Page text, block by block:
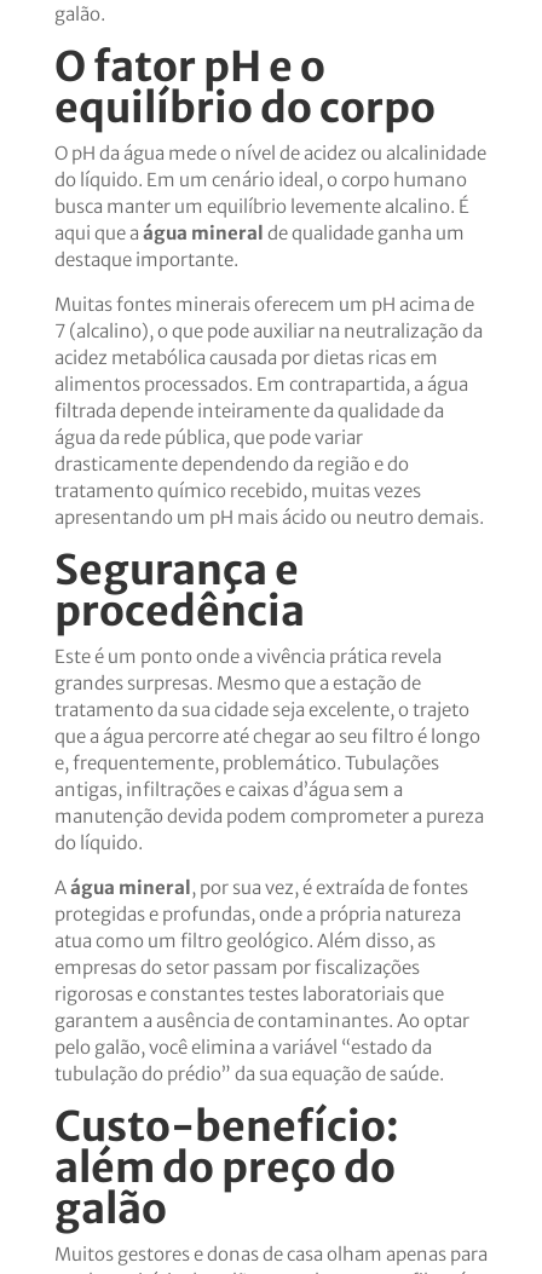
galão.
O fator pH e o
equilíbrio do corpo
O pH da água mede o nível de acidez ou alcalinidade
do líquido. Em um cenário ideal, o corpo humano
busca manter um equilíbrio levemente alcalino. É
aqui que a água mineral de qualidade ganha um
destaque importante.
Muitas fontes minerais oferecem um pH acima de
7 (alcalino), o que pode auxiliar na neutralização da
acidez metabólica causada por dietas ricas em
alimentos processados. Em contrapartida, a água
filtrada depende inteiramente da qualidade da
água da rede pública, que pode variar
drasticamente dependendo da região e do
tratamento químico recebido, muitas vezes
apresentando um pH mais ácido ou neutro demais.
Segurança e
procedência
Este é um ponto onde a vivência prática revela
grandes surpresas. Mesmo que a estação de
tratamento da sua cidade seja excelente, o trajeto
que a água percorre até chegar ao seu filtro é longo
e, frequentemente, problemático. Tubulações
antigas, infiltrações e caixas d’água sem a
manutenção devida podem comprometer a pureza
do líquido.
Aágua mineral, por sua vez, é extraída de fontes
protegidas e profundas, onde a própria natureza
atua como um filtro geológico. Além disso, as
empresas do setor passam por fiscalizações
rigorosas e constantes testes laboratoriais que
garantem a ausência de contaminantes. Ao optar
pelo galão, você elimina a variável “estado da
tubulação do prédio” da sua equação de saúde.
Custo-benefício:
além do preço do
galão
Muitos gestores e donas de casa olham apenas para